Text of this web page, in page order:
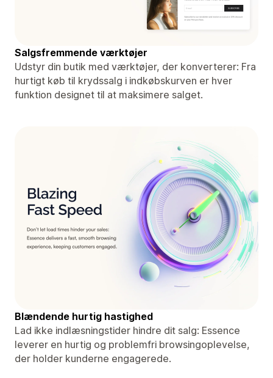
Salgsfremmende værktøjer
Udstyr din butik med værktøjer, der konverterer: Fra
hurtigt køb til krydssalg i indkøbskurven er hver
funktion designet til at maksimere salget.
Blændende hurtig hastighed
Lad ikke indlæsningstider hindre dit salg: Essence
leverer en hurtig og problemfri browsingoplevelse,
der holder kunderne engagerede.